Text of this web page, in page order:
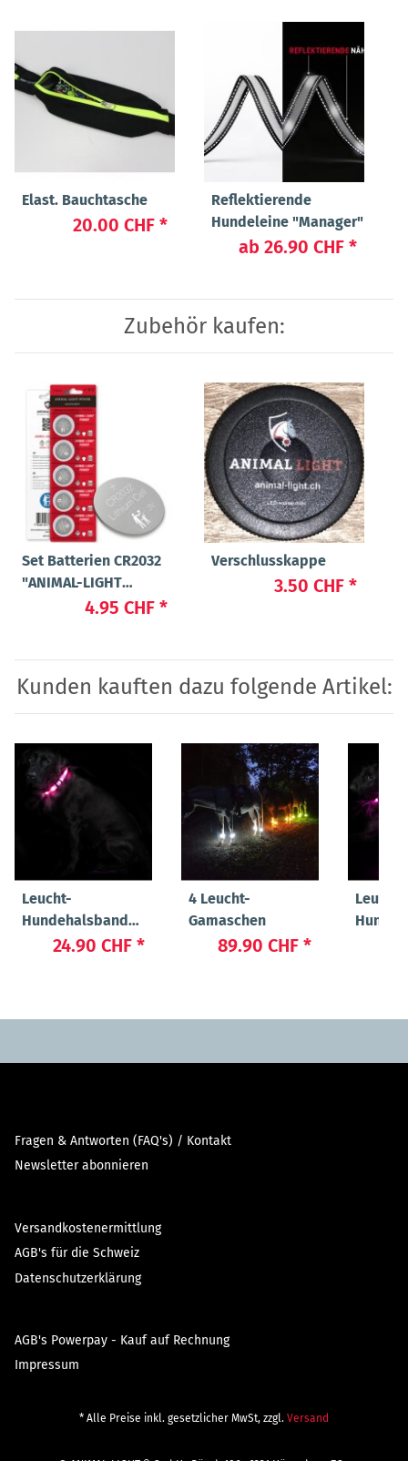
Elast. Bauchtasche
20.00 CHF *
Reflektierende
Hundeleine "Manager"
ab 26.90 CHF *
Zubehör kaufen:
Set Batterien CR2032
"ANIMAL-LIGHT
4.95 CHF *
Verschlusskappe
3.50 CHF *
Kunden kauften dazu folgende Artikel:
Leucht-
Hundehalsband
"Cash"24.90 CHF *
4 Leucht-
Gamaschen
89.90 CHF *
Leucht-
Fragen & Antworten (FAQ's) / Kontakt
Newsletter abonnieren
Versandkostenermittlung
AGB's für die Schweiz
Datenschutzerklärung
AGB's Powerpay - Kauf auf Rechnung
Impressum
* Alle Preise inkl. gesetzlicher MwSt, zzgl. Versand